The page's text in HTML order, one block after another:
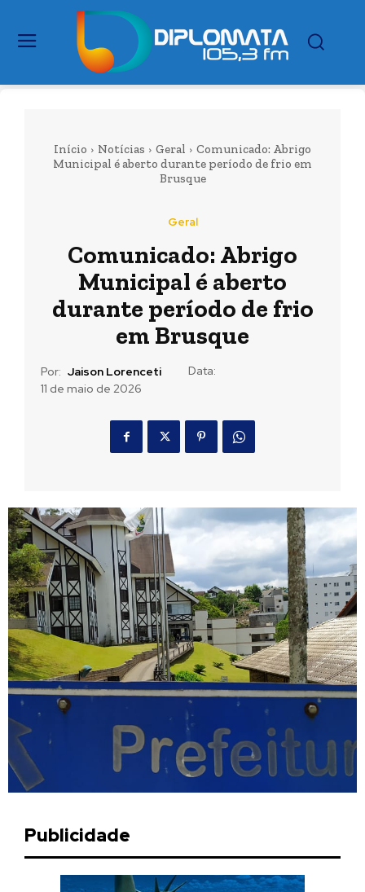
Início Notícias Geral
Comunicado: Abrigo
Municipal é aberto durante período de frio em
Brusque
Geral
Comunicado: Abrigo
Municipal é aberto
durante período de frio
em Brusque
Por: Jaison Lorenceti
Data:
11 de maio de 2026
Publicidade